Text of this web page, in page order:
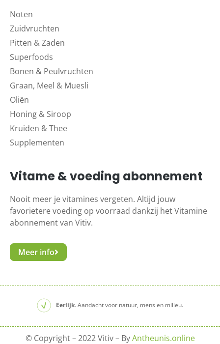
Noten
Zuidvruchten
Pitten & Zaden
Superfoods
Bonen & Peulvruchten
Graan, Meel & Muesli
Oliën
Honing & Siroop
Kruiden & Thee
Supplementen
Vitame & voeding abonnement
Nooit meer je vitamines vergeten. Altijd jouw
favorietere voeding op voorraad dankzij het Vitamine
abonnement van Vitiv.
Meer info
Eerlijk. Aandacht voor natuur, mens en milieu.
© Copyright – 2022 Vitiv – ByAntheunis.online